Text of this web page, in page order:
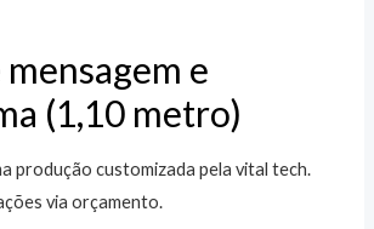
mensagem e
(1,10 metro)
produção customizada pela vital tech.
via orçamento.